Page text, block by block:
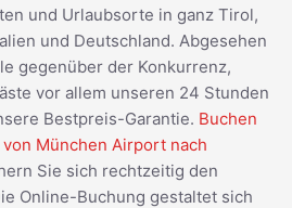
und Urlaubsorte in ganz Tirol,
und Deutschland. Abgesehen
gegenüber der Konkurrenz,
vor allem unseren 24 Stunden
Bestpreis-Garantie. Buchen
München Airport nach
Sie sich rechtzeitig den
Online-Buchung gestaltet sich